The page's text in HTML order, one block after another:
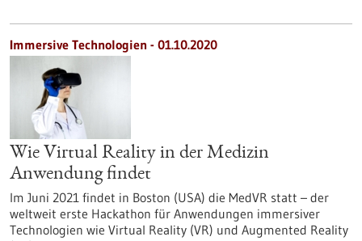
Immersive Technologien - 01.10.2020
Wie Virtual Reality in der Medizin
Anwendung findet
Im Juni 2021 findet in Boston (USA) die MedVR statt – der
weltweit erste Hackathon für Anwendungen immersiver
Technologien wie Virtual Reality (VR) und Augmented Reality